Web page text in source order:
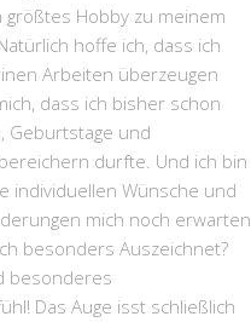
größtes Hobby zu meinem
hoffe ich, dass ich
Arbeiten überzeugen
dass ich bisher schon
Geburtstage und
durfte. Und ich bin
individuellen Wünsche und
mich noch erwarten
besonders Auszeichnet?
besonderes
Das Auge isst schließlich